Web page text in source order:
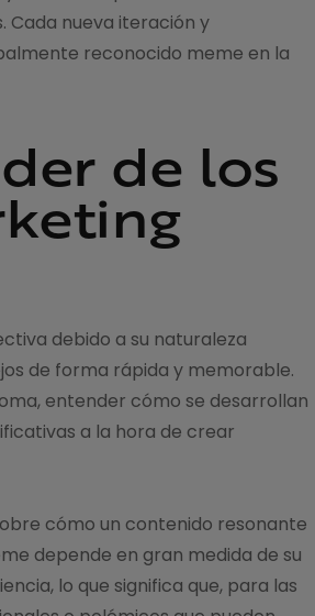
Cada nueva iteración y
reconocido meme en la
de los
debido a su naturaleza
de forma rápida y memorable.
entender cómo se desarrollan
a la hora de crear
cómo un contenido resonante
depende en gran medida de su
lo que significa que, para las